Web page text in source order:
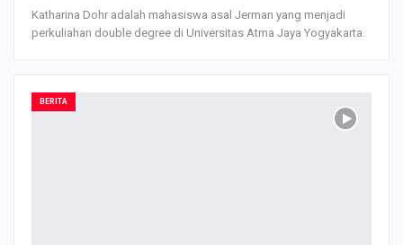
Katharina Dohr adalah mahasiswa asal Jerman yang menjadi
perkuliahan double degree di Universitas Atma Jaya Yogyakarta.
BERITA